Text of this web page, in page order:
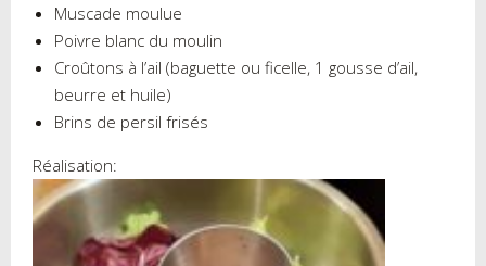
Muscade moulue
Poivre blanc du moulin
Croûtons à l’ail (baguette ou ficelle, 1 gousse d’ail,
beurre et huile)
Brins de persil frisés
Réalisation: